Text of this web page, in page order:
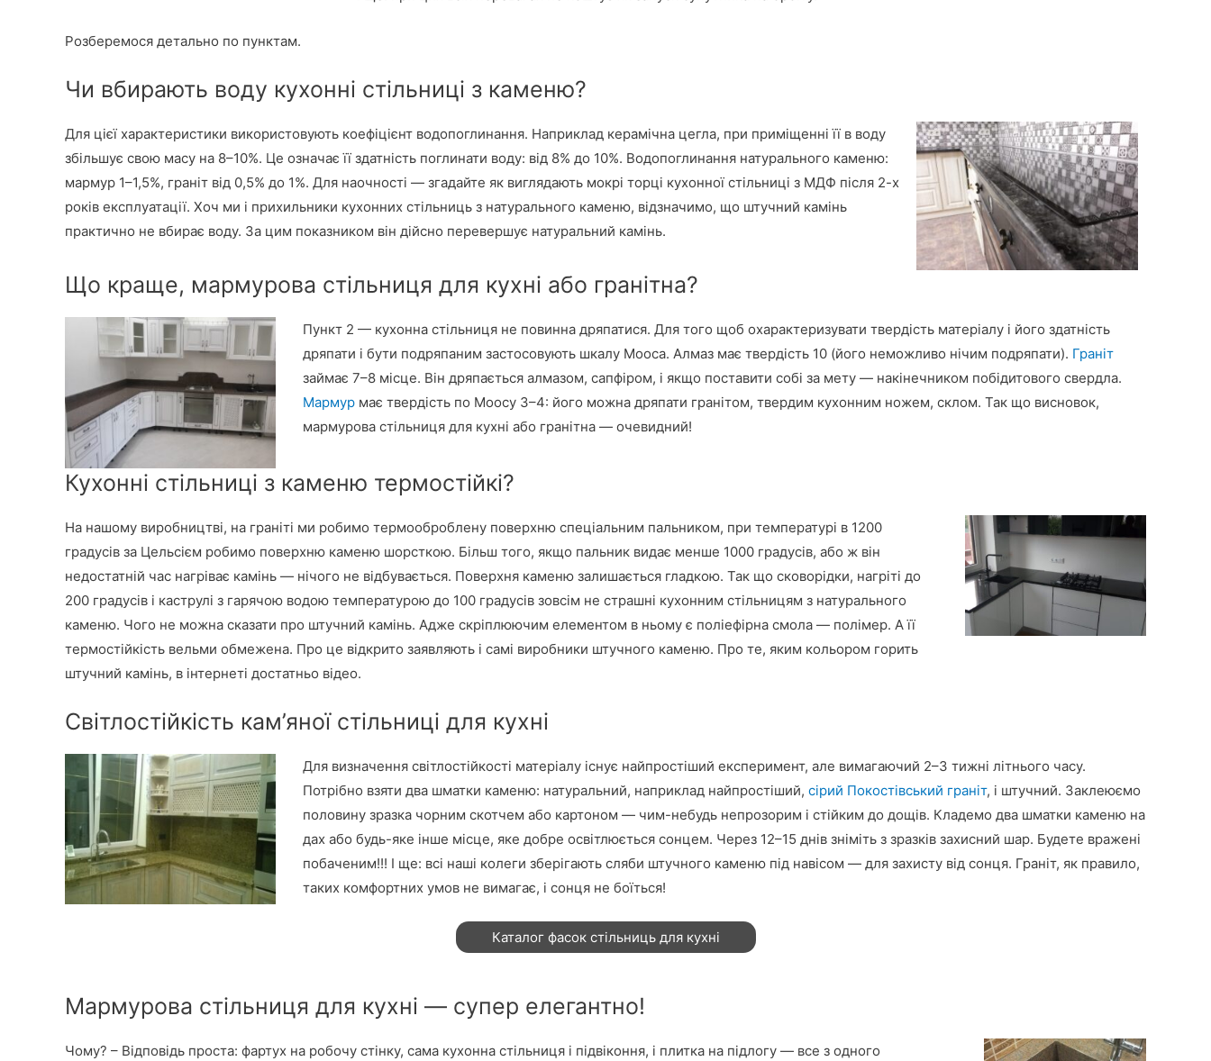
Розберемося детально по пунктам.
Чи вбирають воду кухонні стільниці з каменю?
Для цієї характеристики використовують коефіцієнт водопоглинання. Наприклад керамічна цегла, при приміщенні її в воду
збільшує свою масу на 8–10%. Це означає її здатність поглинати воду: від 8% до 10%. Водопоглинання натурального каменю:
мармур 1–1,5%, граніт від 0,5% до 1%. Для наочності — згадайте як виглядають мокрі торці кухонної стільниці з МДФ після 2-х
років експлуатації. Хоч ми і прихильники кухонних стільниць з натурального каменю, відзначимо, що штучний камінь
практично не вбирає воду. За цим показником він дійсно перевершує натуральний камінь.
Що краще, мармурова стільниця для кухні або гранітна?
Пункт 2 — кухонна стільниця не повинна дряпатися. Для того щоб охарактеризувати твердість матеріалу і його здатність
дряпати і бути подряпаним застосовують шкалу Мооса. Алмаз має твердість 10 (його неможливо нічим подряпати). Граніт
займає 7–8 місце. Він дряпається алмазом, сапфіром, і якщо поставити собі за мету — накінечником побідитового свердла.
Мармур має твердість по Моосу 3–4: його можна дряпати гранітом, твердим кухонним ножем, склом. Так що висновок,
мармурова стільниця для кухні або гранітна — очевидний!
Кухонні стільниці з каменю термостійкі?
На нашому виробництві, на граніті ми робимо термооброблену поверхню спеціальним пальником, при температурі в 1200
градусів за Цельсієм робимо поверхню каменю шорсткою. Більш того, якщо пальник видає менше 1000 градусів, або ж він
недостатній час нагріває камінь — нічого не відбувається. Поверхня каменю залишається гладкою. Так що сковорідки, нагріті до
200 градусів і каструлі з гарячою водою температурою до 100 градусів зовсім не страшні кухонним стільницям з натурального
каменю. Чого не можна сказати про штучний камінь. Адже скріплюючим елементом в ньому є поліефірна смола — полімер. А її
термостійкість вельми обмежена. Про це відкрито заявляють і самі виробники штучного каменю. Про те, яким кольором горить
штучний камінь, в інтернеті достатньо відео.
Світлостійкість кам’яної стільниці для кухні
Для визначення світлостійкості матеріалу існує найпростіший експеримент, але вимагаючий 2–3 тижні літнього часу.
Потрібно взяти два шматки каменю: натуральний, наприклад найпростіший, сірий Покостівський граніт, і штучний. Заклеюємо
половину зразка чорним скотчем або картоном — чим-небудь непрозорим і стійким до дощів. Кладемо два шматки каменю на
дах або будь-яке інше місце, яке добре освітлюється сонцем. Через 12–15 днів зніміть з зразків захисний шар. Будете вражені
побаченим!!! І ще: всі наші колеги зберігають сляби штучного каменю під навісом — для захисту від сонця. Граніт, як правило,
таких комфортних умов не вимагає, і сонця не боїться!
Каталог фасок стільниць для кухні
Мармурова стільниця для кухні — супер елегантно!
Чому? – Відповідь проста: фартух на робочу стінку, сама кухонна стільниця і підвіконня, і плитка на підлогу — все з одного